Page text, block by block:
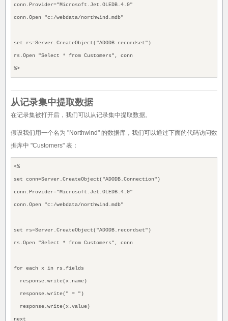
conn.Provider="Microsoft.Jet.OLEDB.4.0"
conn.Open "c:/webdata/northwind.mdb"
set rs=Server.CreateObject("ADODB.recordset")
rs.Open "Select * from Customers", conn
%>
从记录集中提取数据
在记录集被打开后，我们可以从记录集中提取数据。
假设我们用一个名为 "Northwind" 的数据库，我们可以通过下面的代码访问数
据库中 "Customers" 表：
<%
set conn=Server.CreateObject("ADODB.Connection")
conn.Provider="Microsoft.Jet.OLEDB.4.0"
conn.Open "c:/webdata/northwind.mdb"
set rs=Server.CreateObject("ADODB.recordset")
rs.Open "Select * from Customers", conn
for each x in rs.fields
response.write(x.name)
response.write(" = ")
response.write(x.value)
next